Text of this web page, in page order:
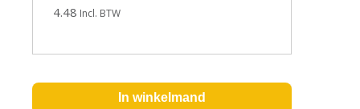
4.48 Incl. BTW
In winkelmand